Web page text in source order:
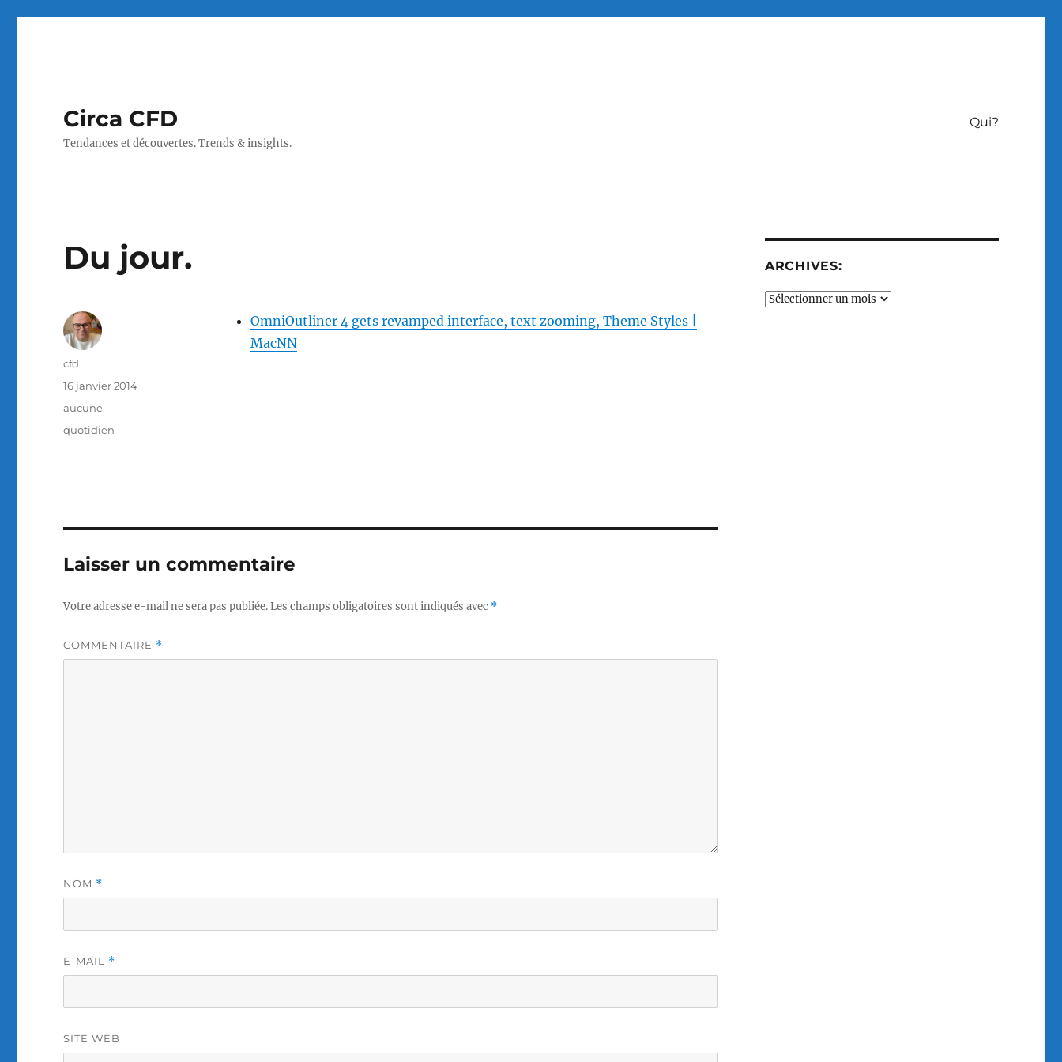
Circa CFD
Tendances et découvertes. Trends & insights.
Qui?
Du jour.
OmniOutliner 4 gets revamped interface, text zooming, Theme Styles |
MacNN
Auteur
cfd
Publié
16 janvier 2014
Catégories
aucune
Étiquettes
quotidien
Laisser un commentaire
Votre adresse e-mail ne sera pas publiée.Les champs obligatoires sont indiqués avec *
COMMENTAIRE *
NOM *
E-MAIL *
SITE WEB
ARCHIVES:
Archives: